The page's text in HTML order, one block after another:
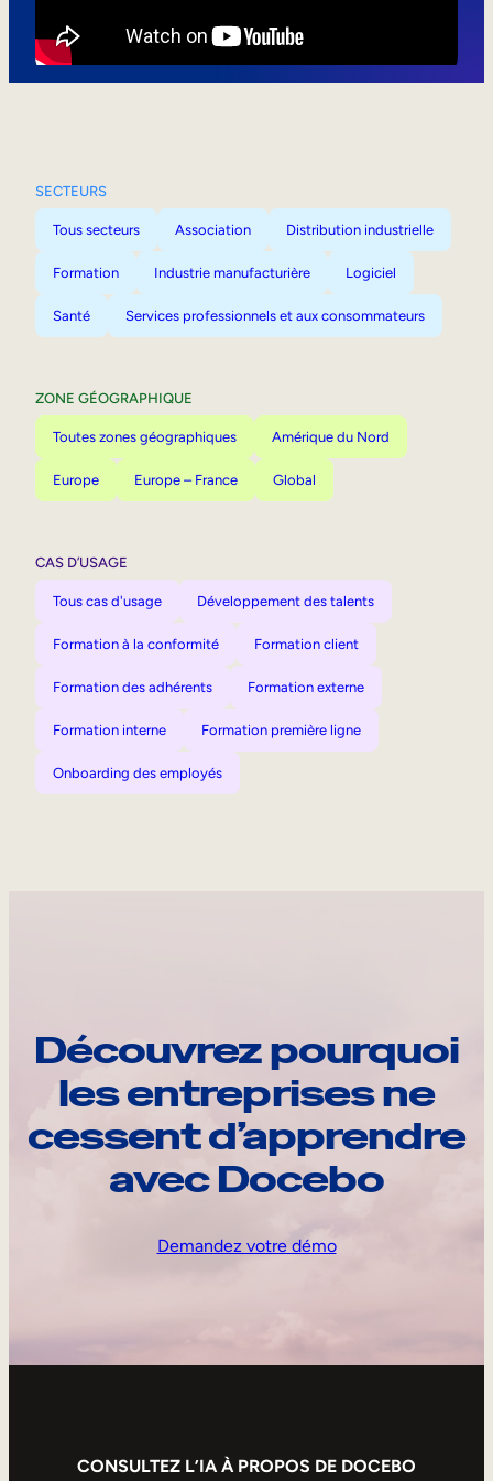
SECTEURS
Tous secteurs Association Distribution industrielle
Formation Industrie manufacturière Logiciel
Santé Services professionnels et aux consommateurs
ZONE GÉOGRAPHIQUE
Toutes zones géographiques Amérique du Nord
Europe Europe – France Global
CAS D’USAGE
Tous cas d'usage Développement des talents
Formation à la conformité Formation client
Formation des adhérents Formation externe
Formation interne Formation première ligne
Onboarding des employés
Découvrez pourquoi
les entreprises ne
cessent d’apprendre
avec Docebo
Demandez votre démo
CONSULTEZ L’IA À PROPOS DE DOCEBO